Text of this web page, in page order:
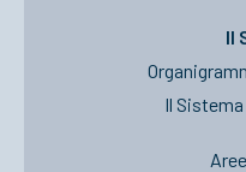
Il
Il